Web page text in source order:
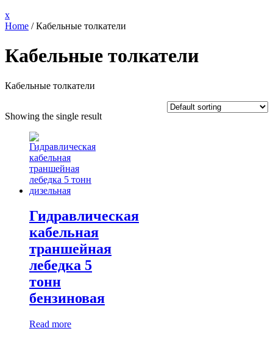
xClose
Menu
Home / Кабельные толкатели
Кабельные толкатели
Кабельные толкатели
Showing the single result
Гидравлическая
кабельная
траншейная
лебедка 5
тонн
бензиновая
Read more